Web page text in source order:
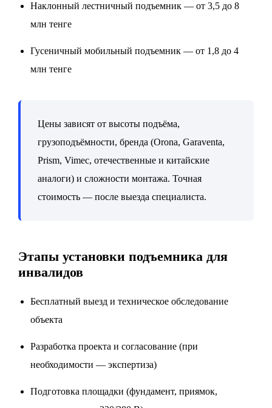
Наклонный лестничный подъемник — от 3,5 до 8
млн тенге
Гусеничный мобильный подъемник — от 1,8 до 4
млн тенге
Цены зависят от высоты подъёма,
грузоподъёмности, бренда (Orona, Garaventa,
Prism, Vimec, отечественные и китайские
аналоги) и сложности монтажа. Точная
стоимость — после выезда специалиста.
Этапы установки подъемника для
инвалидов
Бесплатный выезд и техническое обследование
объекта
Разработка проекта и согласование (при
необходимости — экспертиза)
Подготовка площадки (фундамент, приямок,